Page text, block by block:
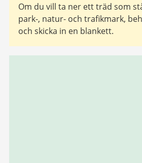
Om du vill ta ner ett träd som
park-, natur- och trafikmark,
och skicka in en blankett.